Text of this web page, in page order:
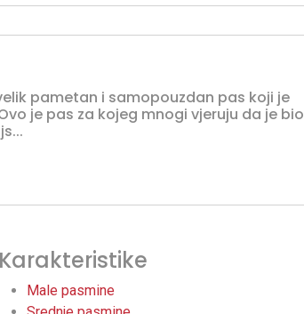
pametan i samopouzdan pas koji je
je pas za kojeg mnogi vjeruju da je bio
Karakteristike
Male pasmine